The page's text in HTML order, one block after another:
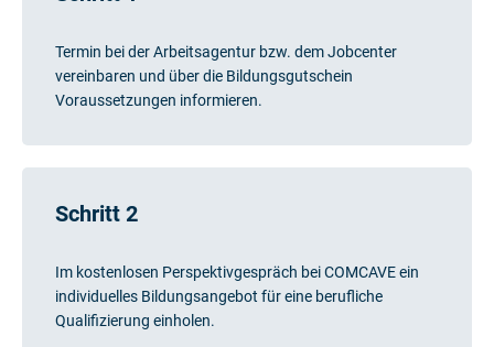
Termin bei der Arbeitsagentur bzw. dem Jobcenter
vereinbaren und über die Bildungsgutschein
Voraussetzungen informieren.
Schritt 2
Im kostenlosen Perspektivgespräch bei COMCAVE ein
individuelles Bildungsangebot für eine berufliche
Qualifizierung einholen.